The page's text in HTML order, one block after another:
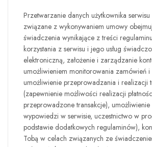
Przetwarzanie danych użytkownika serwisu
związane z wykonywaniem umowy
świadczenia wynikające z treści
korzystania z serwisu i jego usług
elektroniczną, założenie i zarządzanie
umożliwieniem monitorowania zamówień i
umożliwienie przeprowadzania i realizacji
(zapewnienie możliwości realizacji
przeprowadzone transakcje), umożliwienie
wypowiedzi w serwisie, uczestnictwo w
podstawie dodatkowych regulaminów),
Tobą w celach związanych ze